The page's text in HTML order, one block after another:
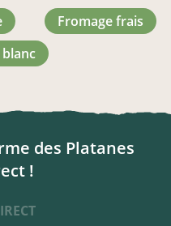
fromage frais
blanc
des Platanes
!